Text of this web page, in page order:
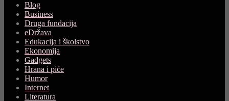
Blog
Business
Druga fundacija
eDržava
Edukacija i školstvo
Ekonomija
Gadgets
Hrana i piće
Humor
Internet
Literatura